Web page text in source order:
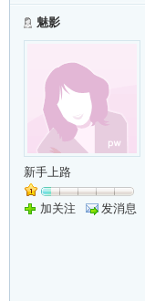
魅影
新手上路
加关注 发消息